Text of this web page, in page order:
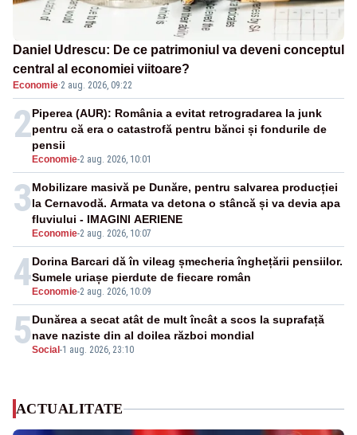
Daniel Udrescu: De ce patrimoniul va deveni conceptul
central al economiei viitoare?
Economie·2 aug. 2026, 09:22
2
Economie-2 aug. 2026, 10:01
Piperea (AUR): România a evitat retrogradarea la junk
pentru că era o catastrofă pentru bănci și fondurile de
pensii
3
Economie-2 aug. 2026, 10:07
Mobilizare masivă pe Dunăre, pentru salvarea producției
la Cernavodă. Armata va detona o stâncă și va devia apa
fluviului - IMAGINI AERIENE
4 Economie-2 aug. 2026, 10:09
Dorina Barcari dă în vileag șmecheria înghețării pensiilor.
Sumele uriașe pierdute de fiecare român
5Social -1 aug. 2026, 23:10
Dunărea a secat atât de mult încât a scos la suprafață
nave naziste din al doilea război mondial
ACTUALITATE